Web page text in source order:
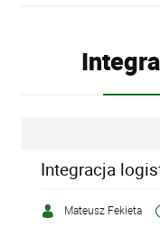
Integracja
Mateusz Fekieta